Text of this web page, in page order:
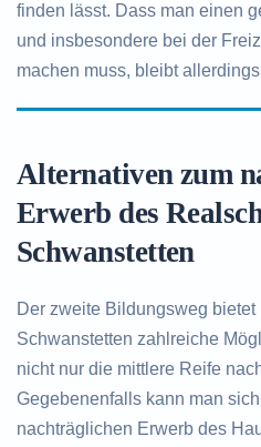
finden lässt. Dass man einen
und insbesondere bei der
machen muss, bleibt
Alternativen zum
Erwerb des
Schwanstetten
Der zweite Bildungsweg bietet
Schwanstetten zahlreiche
nicht nur die mittlere Reife
Gegebenenfalls kann man
nachträglichen Erwerb des